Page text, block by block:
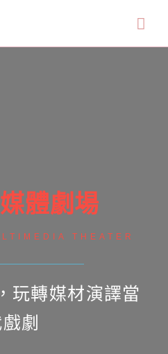
體劇場
THEATER
玩轉媒材演譯當
劇